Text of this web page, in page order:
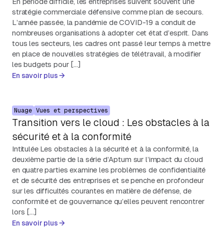
stratégie commerciale défensive comme plan de secours.
L’année passée, la pandémie de COVID-19 a conduit de
nombreuses organisations à adopter cet état d’esprit. Dans
tous les secteurs, les cadres ont passé leur temps à mettre
en place de nouvelles stratégies de télétravail, à modifier
les budgets pour […]
En savoir plus
Nuage Vues et perspectives
Transition vers le cloud : Les obstacles à la
sécurité et à la conformité
Intitulée Les obstacles à la sécurité et à la conformité, la
deuxième partie de la série d’Aptum sur l’impact du cloud
en quatre parties examine les problèmes de confidentialité
et de sécurité des entreprises et se penche en profondeur
sur les difficultés courantes en matière de défense, de
conformité et de gouvernance qu’elles peuvent rencontrer
lors […]
En savoir plus